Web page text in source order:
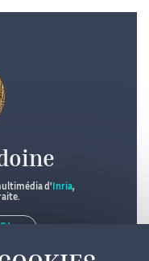
d' Inria,